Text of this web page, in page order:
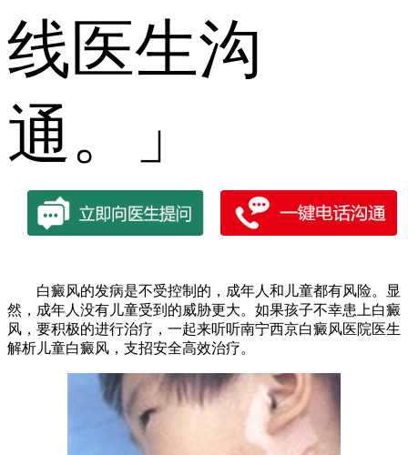
线医生沟
通。」
白癜风的发病是不受控制的，成年人和儿童都有风险。显
然，成年人没有儿童受到的威胁更大。如果孩子不幸患上白癜
风，要积极的进行治疗，一起来听听南宁西京白癜风医院医生
解析儿童白癜风，支招安全高效治疗。